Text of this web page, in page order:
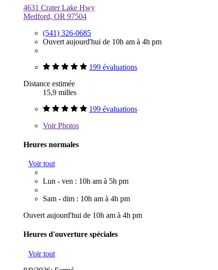
4631 Crater Lake Hwy
Medford, OR 97504
(541) 326-0685
Ouvert aujourd'hui de 10h am à 4h pm
199 évaluations
Distance estimée
15,9 milles
199 évaluations
VoirPhotos
Heures normales
Voir tout
Lun - ven : 10h am à 5h pm
Sam - dim : 10h am à 4h pm
Ouvert aujourd'hui de 10h am à 4h pm
Heures d'ouverture spéciales
Voir tout